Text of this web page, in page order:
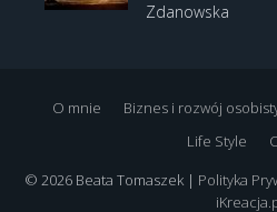
Zdanowska
O mnie Biznes i rozwój
Life Style
© 2026 Beata Tomaszek | Polityka